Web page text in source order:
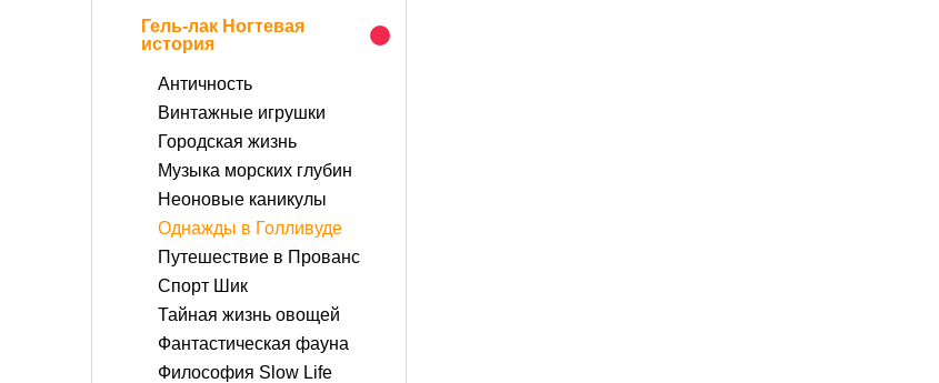
Гель-лак Ногтевая
история
Античность
Винтажные игрушки
Городская жизнь
Музыка морских глубин
Неоновые каникулы
Однажды в Голливуде
Путешествие в Прованс
Спорт Шик
Тайная жизнь овощей
Фантастическая фауна
Философия Slow Life